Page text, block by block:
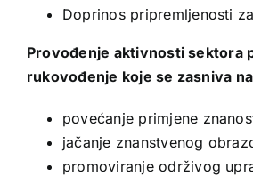
Doprinos pripremljenosti
Provođenje aktivnosti sektora
rukovođenje koje se zasniva
povećanje primjene
jačanje znanstvenog
promoviranje održivog